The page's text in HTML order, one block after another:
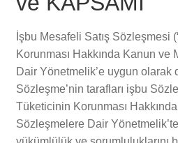
İşbu Mesafeli Satış Sözleşmesi
Korunması Hakkında Kanun
Dair Yönetmelik’e uygun olarak
Sözleşme’nin tarafları işbu
Tüketicinin Korunması
Sözleşmelere Dair